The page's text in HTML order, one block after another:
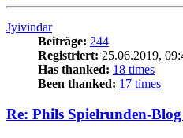
Jyivindar
Beiträge: 244
Registriert: 25.06.2019,
Has thanked: 18 times
Been thanked: 17 times
Re: Phils Spielrunden-Blog